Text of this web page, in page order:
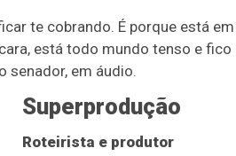
te cobrando. É porque está em
está todo mundo tenso e fico
senador, em áudio.
Superprodução
Roteirista e produtor